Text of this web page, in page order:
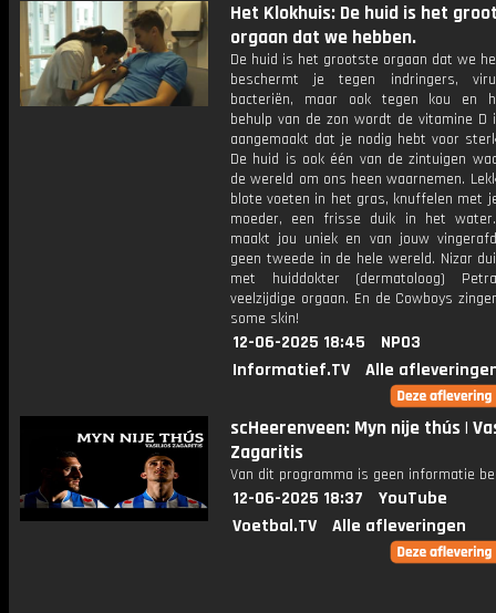
Het Klokhuis: De huid is het
orgaan dat we hebben.
De huid is het grootste orgaan dat we
beschermt je tegen indringers,
bacteriën, maar ook tegen kou en
behulp van de zon wordt de vitamine D
aangemaakt dat je nodig hebt voor
De huid is ook één van de zintuigen
de wereld om ons heen waarnemen.
blote voeten in het gras, knuffelen met
moeder, een frisse duik in het
maakt jou uniek en van jouw
geen tweede in de hele wereld. Nizar
met huiddokter (dermatoloog)
veelzijdige orgaan. En de Cowboys
some skin!
12-06-2025 18:45
NPO3
Informatief.TV
Alle
scHeerenveen: Myn nije thús |
Zagaritis
Van dit programma is geen informatie
12-06-2025 18:37
YouTube
Voetbal.TV
Alle afleveringen